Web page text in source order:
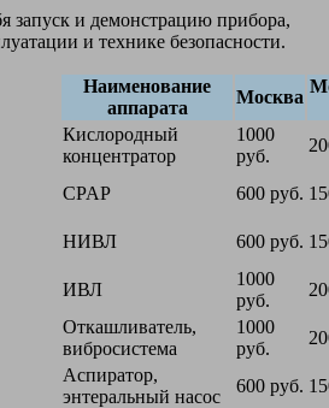
запуск и демонстрацию прибора,
и технике безопасности.
Наименование
аппарата
Москва
Кислородный
концентратор
1000
руб.
CPAP 600 руб.
НИВЛ 600 руб.
ИВЛ
1000
руб.
Откашливатель,
вибросистема
1000
руб.
Аспиратор,
энтеральный насос
600 руб.